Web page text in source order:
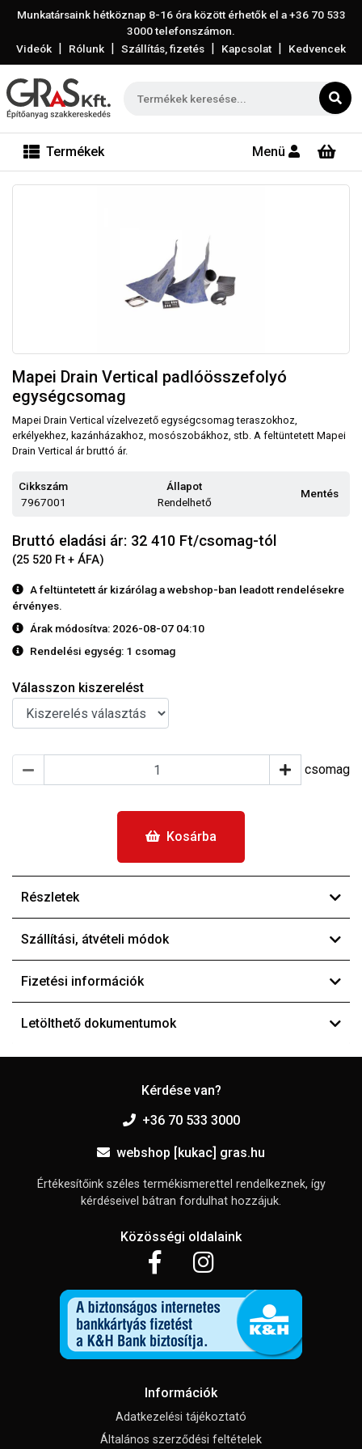
Munkatársaink hétköznap 8-16 óra között érhetők el a+36 70 533
3000telefonszámon.
Videók | Rólunk | Szállítás, fizetés | Kapcsolat | Kedvencek
Termékek Menü
Mapei Drain Vertical padlóösszefolyó
egységcsomag
Mapei Drain Vertical vízelvezető egységcsomag teraszokhoz,
erkélyekhez, kazánházakhoz, mosószobákhoz, stb. A feltüntetett Mapei
Drain Vertical ár bruttó ár.
Cikkszám
7967001
Állapot
Rendelhető
Mentés
Bruttó eladási ár: 32 410 Ft/csomag-tól
(25 520 Ft + ÁFA)
A feltüntetett ár kizárólag a webshop-ban leadott rendelésekre
érvényes.
Árak módosítva: 2026-08-07 04:10
Rendelési egység: 1 csomag
Válasszon kiszerelést
csomag
Kosárba
Részletek
Szállítási, átvételi módok
Fizetési információk
Letölthető dokumentumok
Kérdése van?
+36 70 533 3000
webshop [kukac] gras.hu
Értékesítőink széles termékismerettel rendelkeznek, így
kérdéseivel bátran fordulhat hozzájuk.
Közösségi oldalaink
Információk
Adatkezelési tájékoztató
Általános szerződési feltételek